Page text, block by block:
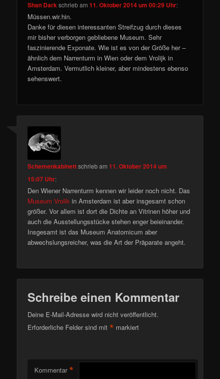
Shan Darkschriebam11. Oktober 2014 um 00:29 Uhr:
Müssen.wir.hin.
Danke für diesen interessanten Streifzug durch dieses
mir bisher verborgen gebliebene Museum. Sehr
faszinierende Exponate. Wie ist es von der Größe her –
ähnlich dem Narrenturm in Wien oder dem Vrolijk in
Amsterdam. Vermutlich kleiner, aber mindestens ebenso
sehenswert.
Schemenkabinettschriebam11. Oktober 2014 um
15:07 Uhr:
Den Wiener Narrenturm kennen wir leider noch nicht. Das
Museum Vrolik in Amsterdam ist aber insgesamt schon
größer. Vor allem ist dort die Dichte an Vitrinen höher und
auch die Ausstellungsstücke stehen enger beieinander.
Insgesamt ist das Museum Anatomicum aber
abwechslungsreicher, was die Art der Präparate angeht.
Schreibe einen Kommentar
Deine E-Mail-Adresse wird nicht veröffentlicht.
Erforderliche Felder sind mit* markiert
Kommentar *